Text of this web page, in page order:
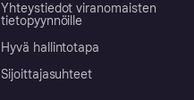
Yhteystiedot viranomaisten
tietopyynnöille
Hyvä hallintotapa
Sijoittajasuhteet